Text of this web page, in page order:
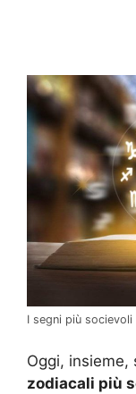
I segni più
Oggi, insieme,
zodiacali più